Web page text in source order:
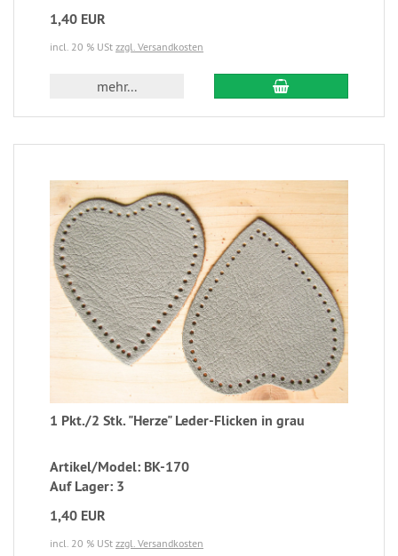
1,40 EUR
incl. 20 % USt zzgl. Versandkosten
mehr...
1 Pkt./2 Stk. "Herze" Leder-Flicken in grau
Artikel/Model: BK-170
Auf Lager: 3
1,40 EUR
incl. 20 % USt zzgl. Versandkosten